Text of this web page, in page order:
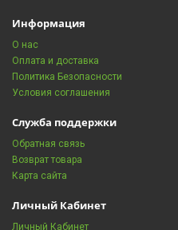
Информация
О нас
Оплата и доставка
Политика Безопасности
Условия соглашения
Служба поддержки
Обратная связь
Возврат товара
Карта сайта
Личный Кабинет
Личный Кабинет